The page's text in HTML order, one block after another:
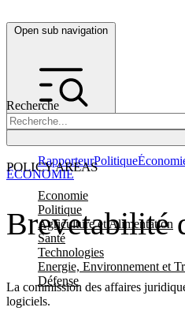
Open sub navigation
Recherche
POLICY AREAS
Economie
Politique
Agriculture et Alimentation
Santé
Technologies
Energie, Environnement et
Défense
RapporteurPolitique
Brevetabilité
La commission des affaires
logiciels.
ÉCONOMIE